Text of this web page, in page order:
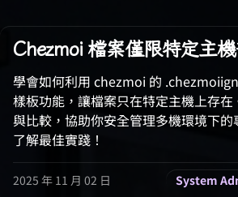
Chezmoi 檔案僅限特定主
學會如何利用 chezmoi 的
樣板功能，讓檔案只在特定主機上存
與比較，協助你安全管理多機環境下
了解最佳實踐！
2025 年 11 月 02 日 System